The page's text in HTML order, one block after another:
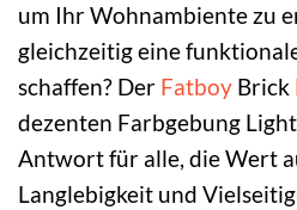
um Ihr Wohnambiente zu
gleichzeitig eine
schaffen? Der Fatboy Brick
dezenten Farbgebung
Antwort für alle, die Wert
Langlebigkeit und